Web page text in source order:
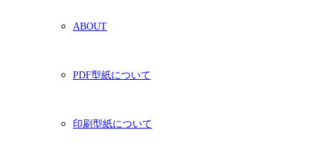
ABOUT
PDF型紙について
印刷型紙について